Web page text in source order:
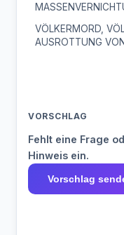
VÖLKERMORD,
AUSROTTUNG
VORSCHLAG
Fehlt eine Frage
Hinweis ein.
Vorschlag